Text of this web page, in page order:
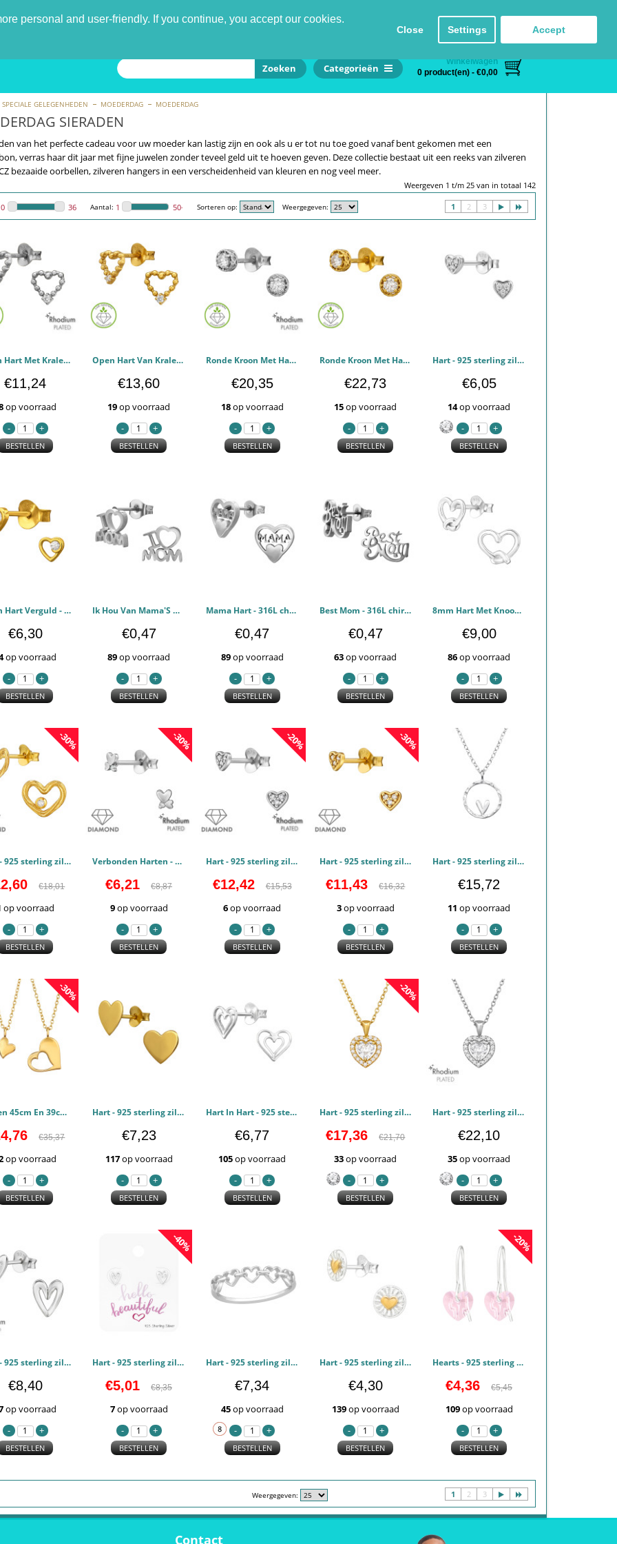
personal and user-friendly. If you continue, you accept our cookies.
Close Settings Accept
Zoeken Categorieën
Winkelwagen
0 product(en) - €0,00
SPECIALE GELEGENHEDEN MOEDERDAG MOEDERDAG
SIERADEN
van het perfecte cadeau voor uw moeder kan lastig zijn en ook als u er tot nu toe goed vanaf bent gekomen met een
verras haar dit jaar met fijne juwelen zonder teveel geld uit te hoeven geven. Deze collectie bestaat uit een reeks van zilveren
bezaaide oorbellen, zilveren hangers in een verscheidenheid van kleuren en nog veel meer.
Weergeven 1 t/m 25 van in totaal 142
Aantal: Sorteren op: Weergegeven: 1 2 3
Open Hart Met Kralen, Gerhodineerd - 925 sterling zilver Diamanten oorstekers PCJW51498
€11,24
op voorraad
BESTELLEN
Open Hart Van Kralen, Verguld - 925 sterling zilver Diamanten oorstekers PCJW51497
€13,60
19op voorraad
BESTELLEN
Ronde Kroon Met Hartvormige Uitsparing, Gerhodineerd. - 925 sterling zilver Diamanten oorstekers PCJW51496
€20,35
18op voorraad
BESTELLEN
Ronde Kroon Met Hartvormige Uitsparing, Verguld. - 925 sterling zilver Diamanten oorstekers PCJW51495
€22,73
15op voorraad
BESTELLEN
Hart - 925 sterling zilver Oorstekers Zirconia PCJW50967
€6,05
14op voorraad
BESTELLEN
4 mm Hart Verguld - 925 sterling zilver Oorstekers Zirconia PCJW50623
€6,30
op voorraad
BESTELLEN
Ik Hou Van Mama'S Hart - 316L chirurgisch roestvrij staal Oorstekers PCJW50231
€0,47
89op voorraad
BESTELLEN
Mama Hart - 316L chirurgisch roestvrij staal Oorstekers PCJW50230
€0,47
89op voorraad
BESTELLEN
Best Mom - 316L chirurgisch roestvrij staal Oorstekers PCJW50229
€0,47
63op voorraad
BESTELLEN
8mm Hart Met Knoop - 925 sterling zilver Oorstekers Egaal PCJW49904
€9,00
86op voorraad
BESTELLEN
-30%
Hart - 925 sterling zilver Diamanten oorstekers PCJW49881
€18,01
op voorraad
BESTELLEN
-30%
Verbonden Harten - 925 sterling zilver Diamanten oorstekers PCJW49870
€6,21 €8,87
9op voorraad
BESTELLEN
-20%
Hart - 925 sterling zilver Diamanten oorstekers PCJW49858
€12,42 €15,53
6op voorraad
BESTELLEN
-30%
Hart - 925 sterling zilver Diamanten oorstekers PCJW49857
€11,43 €16,32
3op voorraad
BESTELLEN
Hart - 925 sterling zilver Kettingen PCJW49812
€15,72
11 op voorraad
BESTELLEN
-30%
Harten 45cm En 39cm - 925 sterling zilver Kettingen PCJW49741
€35,37
op voorraad
BESTELLEN
Hart - 925 sterling zilver Oorstekers Egaal PCJW49723
€7,23
117op voorraad
BESTELLEN
Hart In Hart - 925 sterling zilver Oorstekers Egaal PCJW49292
€6,77
105op voorraad
BESTELLEN
-20%
Hart - 925 sterling zilver Kettingen met kristallen PCJW47471
€17,36 €21,70
33op voorraad
BESTELLEN
Hart - 925 sterling zilver Kettingen met kristallen PCJW47470
€22,10
35op voorraad
BESTELLEN
Hart - 925 sterling zilver Oorstekers Egaal PCJW47417
€8,40
op voorraad
BESTELLEN
-40%
Hart - 925 sterling zilver Oorknoppen op kaartje PCJW47357
€5,01 €8,35
7op voorraad
BESTELLEN
Hart - 925 sterling zilver Ringen basic PCJW45951
€7,34
45op voorraad
BESTELLEN
Hart - 925 sterling zilver Oorstekers Egaal PCJW45919
€4,30
139op voorraad
BESTELLEN
-20%
Hearts - 925 sterling zilver Oorbellen Kristal PCJW45883
€4,36 €5,45
109op voorraad
BESTELLEN
Weergegeven: 1 2 3
Contact